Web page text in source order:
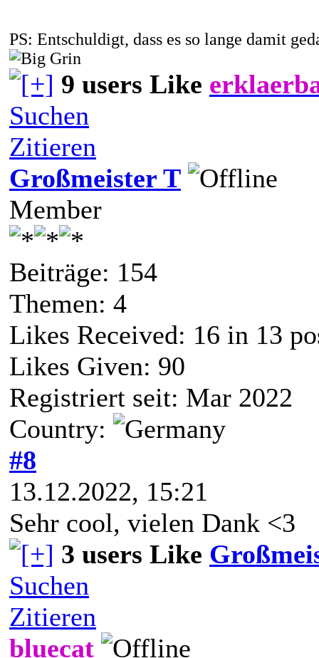
PS: Entschuldigt, dass es so lange damit
9 users Like
Suchen
Zitieren
Großmeister T
Member
Beiträge: 154
Themen: 4
Likes Received: 16 in 13
Likes Given: 90
Registriert seit: Mar 2022
Country:
#8
13.12.2022, 15:21
Sehr cool, vielen Dank <3
3 users Like
Suchen
Zitieren
bluecat